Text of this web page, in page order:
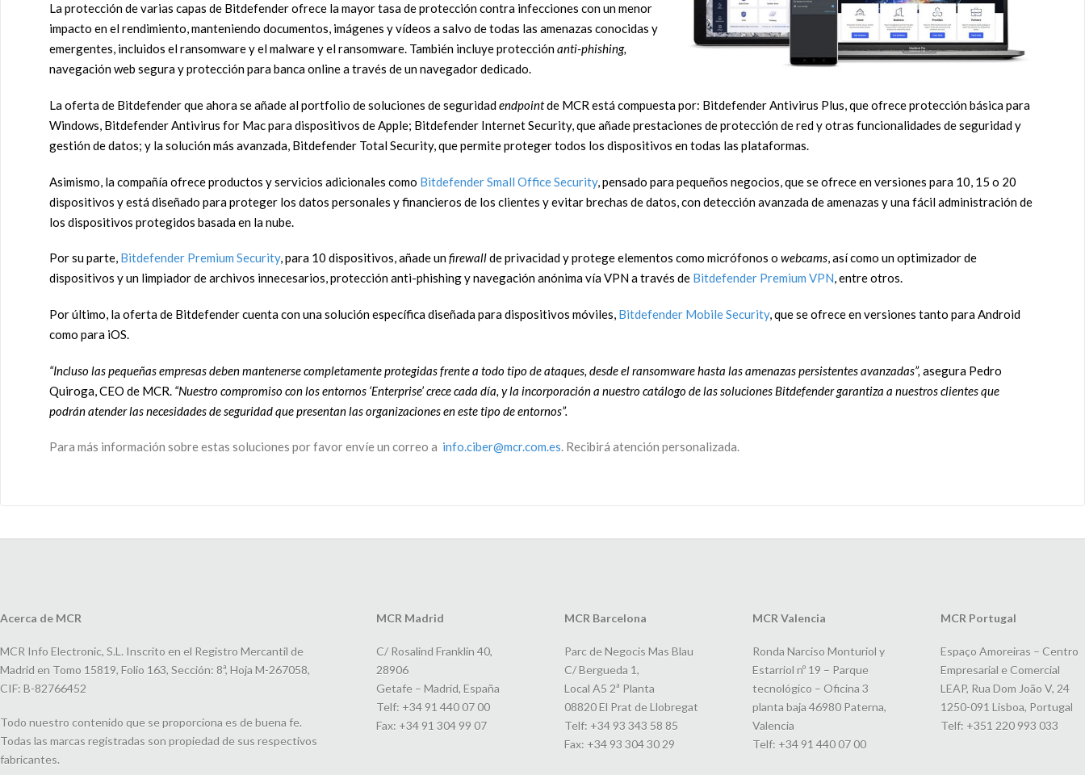
La protección de varias capas de Bitdefender ofrece la mayor tasa de protección contra infecciones con un menor
impacto en el rendimiento, manteniendo documentos, imágenes y vídeos a salvo de todas las amenazas conocidas y
emergentes, incluidos el ransomware y el malware y el ransomware. También incluye protecciónanti-phishing,
navegación web segura y protección para banca online a través de un navegador dedicado.
La oferta de Bitdefender que ahora se añade al portfolio de soluciones de seguridadendpointde MCR está compuesta por: Bitdefender Antivirus Plus, que ofrece protección básica para
Windows, Bitdefender Antivirus for Mac para dispositivos de Apple; Bitdefender Internet Security, que añade prestaciones de protección de red y otras funcionalidades de seguridad y
gestión de datos; y la solución más avanzada, Bitdefender Total Security, que permite proteger todos los dispositivos en todas las plataformas.
Asimismo, la compañía ofrece productos y servicios adicionales como Bitdefender Small Office Security, pensado para pequeños negocios, que se ofrece en versiones para 10, 15 o 20
dispositivos y está diseñado para proteger los datos personales y financieros de los clientes y evitar brechas de datos, con detección avanzada de amenazas y una fácil administración de
los dispositivos protegidos basada en la nube.
Por su parte, Bitdefender Premium Security, para 10 dispositivos, añade unfirewallde privacidad y protege elementos como micrófonos o webcams, así como un optimizador de
dispositivos y un limpiador de archivos innecesarios, protección anti-phishing y navegación anónima vía VPN a través de Bitdefender Premium VPN, entre otros.
Por último, la oferta de Bitdefender cuenta con una solución específica diseñada para dispositivos móviles, Bitdefender Mobile Security, que se ofrece en versiones tanto para Android
como para iOS.
“Incluso las pequeñas empresas deben mantenerse completamente protegidas frente a todo tipo de ataques, desde el ransomware hasta las amenazas persistentes avanzadas”, asegura Pedro
Quiroga, CEO de MCR. “Nuestro compromiso con los entornos ‘Enterprise’ crece cada día, y la incorporación a nuestro catálogo de las soluciones Bitdefender garantiza a nuestros clientes que
podrán atender las necesidades de seguridad que presentan las organizaciones en este tipo de entornos”.
Para más información sobre estas soluciones por favor envíe un correo a info.ciber@mcr.com.es. Recibirá atención personalizada.
Acerca de MCR
MCR Info Electronic, S.L. Inscrito en el Registro Mercantil de
Madrid en Tomo 15819, Folio 163, Sección: 8ª, Hoja M-267058,
CIF: B-82766452
Todo nuestro contenido que se proporciona es de buena fe.
Todas las marcas registradas son propiedad de sus respectivos
fabricantes.
MCR Madrid
C/ Rosalind Franklin 40,
28906
Getafe – Madrid, España
Telf: +34 91 440 07 00
Fax: +34 91 304 99 07
MCR Barcelona
Parc de Negocis Mas Blau
C/ Bergueda 1,
Local A5 2ª Planta
08820 El Prat de Llobregat
Telf: +34 93 343 58 85
Fax: +34 93 304 30 29
MCR Valencia
Ronda Narciso Monturiol y
Estarriol nº 19 – Parque
tecnológico – Oficina 3
planta baja 46980 Paterna,
Valencia
Telf: +34 91 440 07 00
MCR Portugal
Espaço Amoreiras – Centro
Empresarial e Comercial
LEAP, Rua Dom João V, 24
1250-091 Lisboa, Portugal
Telf: +351 220 993 033